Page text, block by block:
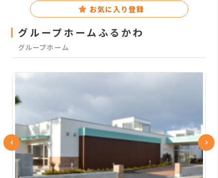
お気に入り登録
グループホームふるかわ
グループホーム